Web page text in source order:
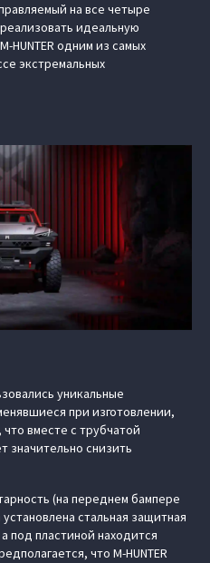
на все четыре
идеальную
HUNTER одним из самых
экстремальных
уникальные
при изготовлении,
вместе с трубчатой
значительно снизить
(на переднем бампере
стальная защитная
под пластиной находится
что M-HUNTER